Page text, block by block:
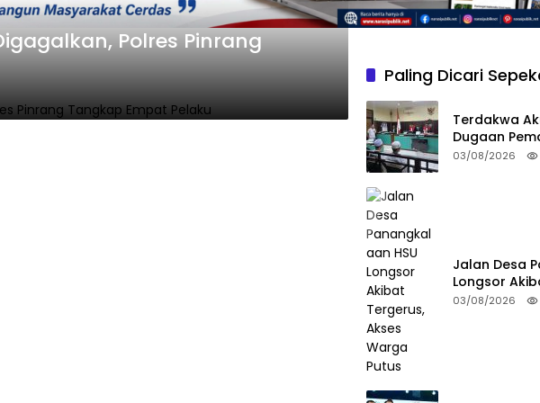
Polres Pinrang
Paling Dicari
Terdakwa
Dugaan
Tanah di
03/08/2026
Jalan Desa
Longsor
Warga Putus
03/08/2026